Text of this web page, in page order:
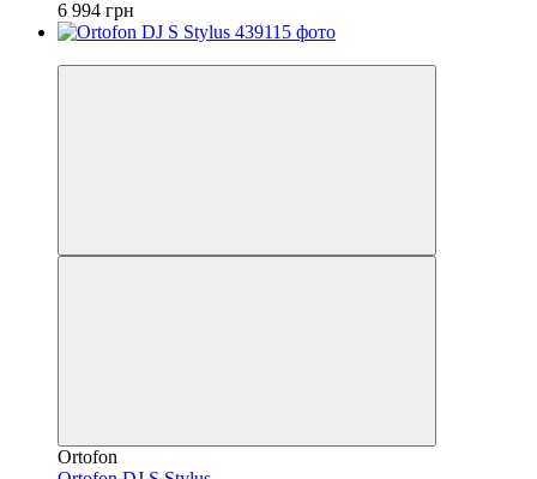
6 994 грн
Ortofon